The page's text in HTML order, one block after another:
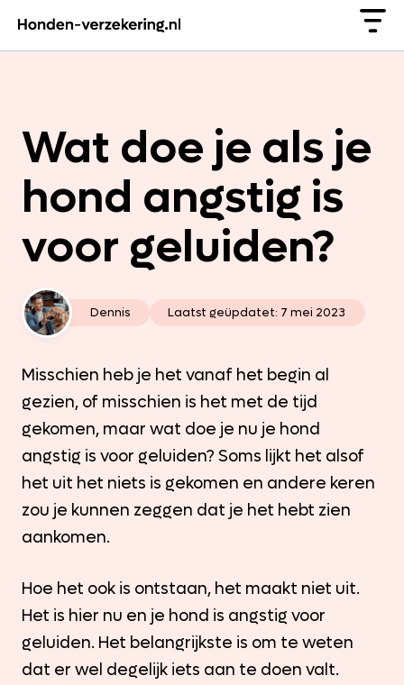
Wat doe je als je
hond angstig is
voor geluiden?
Dennis Laatst geüpdatet: 7 mei 2023
Misschien heb je het vanaf het begin al
gezien, of misschien is het met de tijd
gekomen, maar wat doe je nu je hond
angstig is voor geluiden? Soms lijkt het alsof
het uit het niets is gekomen en andere keren
zou je kunnen zeggen dat je het hebt zien
aankomen.
Hoe het ook is ontstaan, het maakt niet uit.
Het is hier nu en je hond is angstig voor
geluiden. Het belangrijkste is om te weten
dat er wel degelijk iets aan te doen valt.